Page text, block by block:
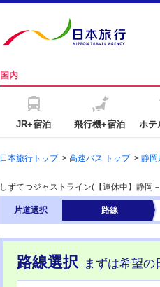
国内
JR+宿泊 飛行機+宿泊 ホテ
日本旅行トップ> 高速バス トップ> 静岡
しずてつジャストライン(【運休中】静岡
片道選択 路線
路線選択 まずは希望の